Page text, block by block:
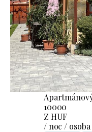
10000
Z HUF
/ noc / osoba